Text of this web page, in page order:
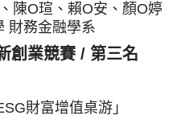
陳O瑄、賴O安、顏O婷
財務金融學系
創業競賽 / 第三名
財富增值桌游」